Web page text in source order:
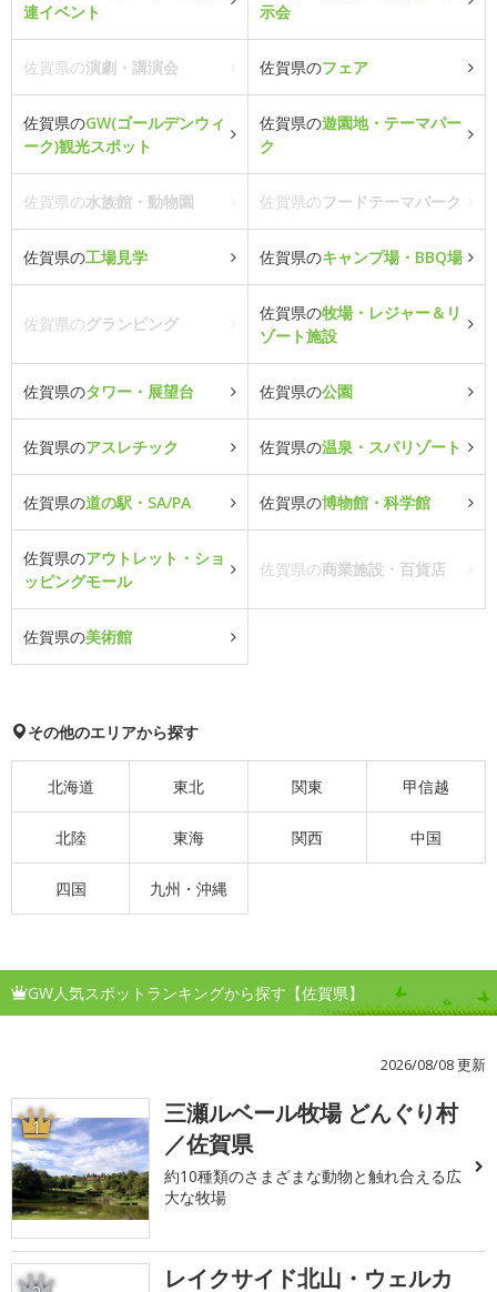
連イベント
示会
佐賀県の演劇・講演会 佐賀県のフェア
佐賀県のGW(ゴールデンウィ
ーク)観光スポット
佐賀県の遊園地・テーマパー
ク
佐賀県の水族館・動物園 佐賀県のフードテーマパーク
佐賀県の工場見学 佐賀県のキャンプ場・BBQ場
佐賀県のグランピング
佐賀県の牧場・レジャー＆リ
ゾート施設
佐賀県のタワー・展望台 佐賀県の公園
佐賀県のアスレチック 佐賀県の温泉・スパリゾート
佐賀県の道の駅・SA/PA 佐賀県の博物館・科学館
佐賀県のアウトレット・ショ
ッピングモール
佐賀県の商業施設・百貨店
佐賀県の美術館
その他のエリアから探す
北海道 東北 関東 甲信越
北陸 東海 関西 中国
四国 九州・沖縄
GW人気スポットランキングから探す【佐賀県】
2026/08/08 更新
1
三瀬ルベール牧場 どんぐり村
／佐賀県
約10種類のさまざまな動物と触れ合える広
大な牧場
レイクサイド北山・ウェルカ